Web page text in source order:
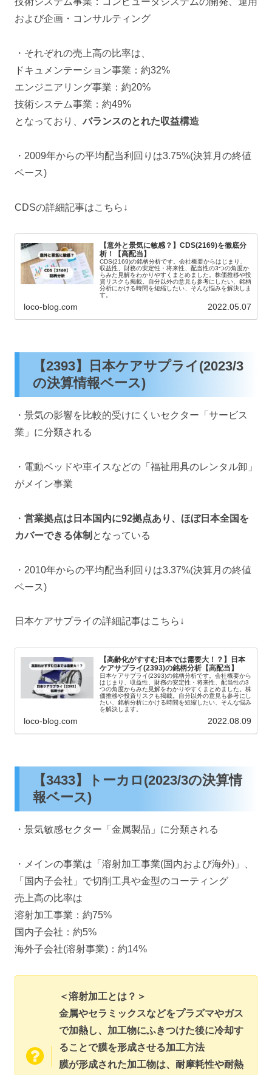
および企画・コンサルティング
・それぞれの売上高の比率は、
ドキュメンテーション事業：約32%
エンジニアリング事業：約20%
技術システム事業：約49%
となっており、バランスのとれた収益構造
・2009年からの平均配当利回りは3.75%(決算月の終値
ベース)
CDSの詳細記事はこちら↓
【意外と景気に敏感？】CDS(2169)を徹底分
析！【高配当】
CDS(2169)の銘柄分析です。会社概要からはじまり、
収益性、財務の安定性・将来性、配当性の3つの角度か
らみた見解をわかりやすくまとめました。株価推移や投
資リスクも掲載。自分以外の意見も参考にしたい、銘柄
分析にかける時間を短縮したい、そんな悩みを解決しま
す。
loco-blog.com 2022.05.07
【2393】日本ケアサプライ(2023/3
の決算情報ベース)
・景気の影響を比較的受けにくいセクター「サービス
業」に分類される
・電動ベッドや車イスなどの「福祉用具のレンタル卸」
がメイン事業
・ 営業拠点は日本国内に92拠点あり、ほぼ日本全国を
カバーできる体制 となっている
・2010年からの平均配当利回りは3.37%(決算月の終値
ベース)
日本ケアサプライの詳細記事はこちら↓
【高齢化がすすむ日本では需要大！？】日本
ケアサプライ(2393)の銘柄分析【高配当】
日本ケアサプライ(2393)の銘柄分析です。会社概要から
はじまり、収益性、財務の安定性・将来性、配当性の3
つの角度からみた見解をわかりやすくまとめました。株
価推移や投資リスクも掲載。自分以外の意見も参考にし
たい、銘柄分析にかける時間を短縮したい、そんな悩み
を解決します。
loco-blog.com 2022.08.09
【3433】トーカロ(2023/3の決算情
報ベース)
・景気敏感セクター「金属製品」に分類される
・メインの事業は「溶射加工事業(国内および海外)」、
「国内子会社」で切削工具や金型のコーティング
売上高の比率は
溶射加工事業：約75%
国内子会社：約5%
海外子会社(溶射事業)：約14%
＜溶射加工とは？＞
金属やセラミックスなどをプラズマやガス
で加熱し、加工物にふきつけた後に冷却す
ることで膜を形成させる加工方法
膜が形成された加工物は、耐摩耗性や耐熱